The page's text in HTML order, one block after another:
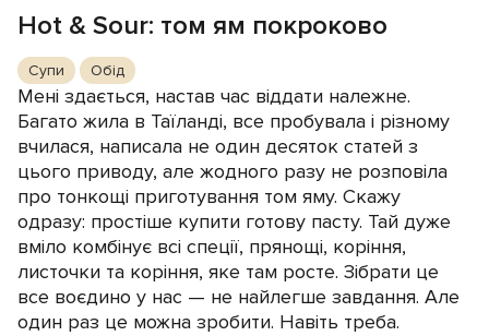
Hot & Sour: том ям покроково
Супи Обід
Мені здається, настав час віддати належне.
Багато жила в Таїланді, все пробувала і різному
вчилася, написала не один десяток статей з
цього приводу, але жодного разу не розповіла
про тонкощі приготування том яму. Скажу
одразу: простіше купити готову пасту. Тай дуже
вміло комбінує всі спеції, прянощі, коріння,
листочки та коріння, яке там росте. Зібрати це
все воєдино у нас — не найлегше завдання. Але
один раз це можна зробити. Навіть треба.